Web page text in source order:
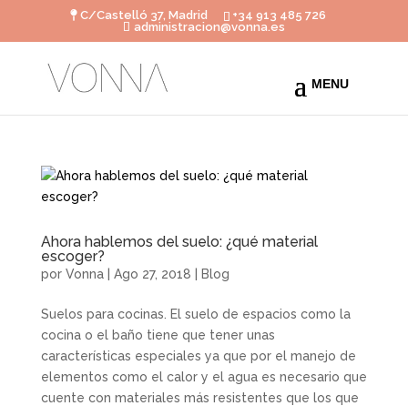
C/Castelló 37, Madrid
+34 913 485 726
administracion@vonna.es
Ahora hablemos del suelo: ¿qué material
escoger?
por Vonna| Ago 27, 2018 Blog
Suelos para cocinas. El suelo de espacios como la
cocina o el baño tiene que tener unas
características especiales ya que por el manejo de
elementos como el calor y el agua es necesario que
cuente con materiales más resistentes que los que